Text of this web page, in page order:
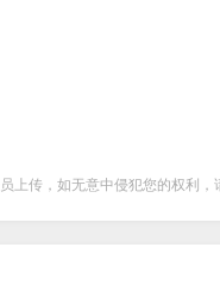
上传，如无意中侵犯您的权利，